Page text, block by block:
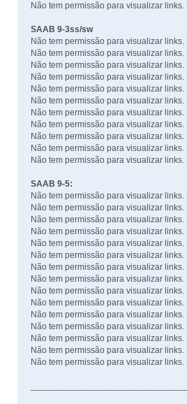
Não tem permissão para visualizar links.
SAAB 9-3ss/sw
Não tem permissão para visualizar links.
Não tem permissão para visualizar links.
Não tem permissão para visualizar links.
Não tem permissão para visualizar links.
Não tem permissão para visualizar links.
Não tem permissão para visualizar links.
Não tem permissão para visualizar links.
Não tem permissão para visualizar links.
Não tem permissão para visualizar links.
Não tem permissão para visualizar links.
Não tem permissão para visualizar links.
SAAB 9-5:
Não tem permissão para visualizar links.
Não tem permissão para visualizar links.
Não tem permissão para visualizar links.
Não tem permissão para visualizar links.
Não tem permissão para visualizar links.
Não tem permissão para visualizar links.
Não tem permissão para visualizar links.
Não tem permissão para visualizar links.
Não tem permissão para visualizar links.
Não tem permissão para visualizar links.
Não tem permissão para visualizar links.
Não tem permissão para visualizar links.
Não tem permissão para visualizar links.
Não tem permissão para visualizar links.
Não tem permissão para visualizar links.